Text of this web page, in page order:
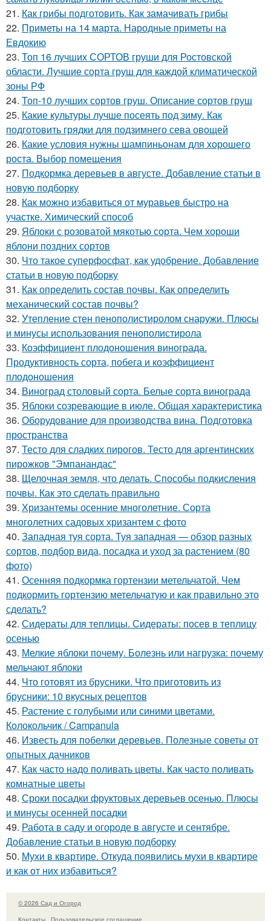
21. Как грибы подготовить. Как замачивать грибы
22. Приметы на 14 марта. Народные приметы на
Евдокию
23. Топ 16 лучших СОРТОВ груши для Ростовской
области. Лучшие сорта груш для каждой климатической
зоны РФ
24. Топ-10 лучших сортов груш. Описание сортов груш
25. Какие культуры лучше посеять под зиму. Как
подготовить грядки для подзимнего сева овощей
26. Какие условия нужны шампиньонам для хорошего
роста. Выбор помещения
27. Подкормка деревьев в августе. Добавление статьи в
новую подборку
28. Как можно избавиться от муравьев быстро на
участке. Химический способ
29. Яблоки с розоватой мякотью сорта. Чем хороши
яблони поздних сортов
30. Что такое суперфосфат, как удобрение. Добавление
статьи в новую подборку
31. Как определить состав почвы. Как определить
механический состав почвы?
32. Утепление стен пенополистиролом снаружи. Плюсы
и минусы использования пенополистирола
33. Коэффициент плодоношения винограда.
Продуктивность сорта, побега и коэффициент
плодоношения
34. Виноград столовый сорта. Белые сорта винограда
35. Яблоки созревающие в июле. Общая характеристика
36. Оборудование для производства вина. Подготовка
пространства
37. Тесто для сладких пирогов. Тесто для аргентинских
пирожков "Эмпанандас"
38. Щелочная земля, что делать. Способы подкисления
почвы. Как это сделать правильно
39. Хризантемы осенние многолетние. Сорта
многолетних садовых хризантем с фото
40. Западная туя сорта. Туя западная — обзор разных
сортов, подбор вида, посадка и уход за растением (80
фото)
41. Осенняя подкормка гортензии метельчатой. Чем
подкормить гортензию метельчатую и как правильно это
сделать?
42. Сидераты для теплицы. Сидераты: посев в теплицу
осенью
43. Мелкие яблоки почему. Болезнь или нагрузка: почему
мельчают яблоки
44. Что готовят из брусники. Что приготовить из
брусники: 10 вкусных рецептов
45. Растение с голубыми или синими цветами.
Колокольчик / Campanula
46. Известь для побелки деревьев. Полезные советы от
опытных дачников
47. Как часто надо поливать цветы. Как часто поливать
комнатные цветы
48. Сроки посадки фруктовых деревьев осенью. Плюсы
и минусы осенней посадки
49. Работа в саду и огороде в августе и сентябре.
Добавление статьи в новую подборку
50. Мухи в квартире. Откуда появились мухи в квартире
и как от них избавиться?
© 2026 Сад и Огород
Контакты
Пользовательское соглашение